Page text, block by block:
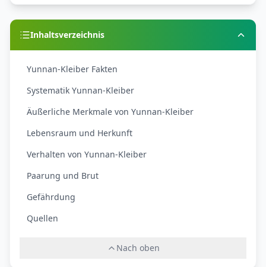
Inhaltsverzeichnis
Yunnan-Kleiber Fakten
Systematik Yunnan-Kleiber
Äußerliche Merkmale von Yunnan-Kleiber
Lebensraum und Herkunft
Verhalten von Yunnan-Kleiber
Paarung und Brut
Gefährdung
Quellen
Nach oben